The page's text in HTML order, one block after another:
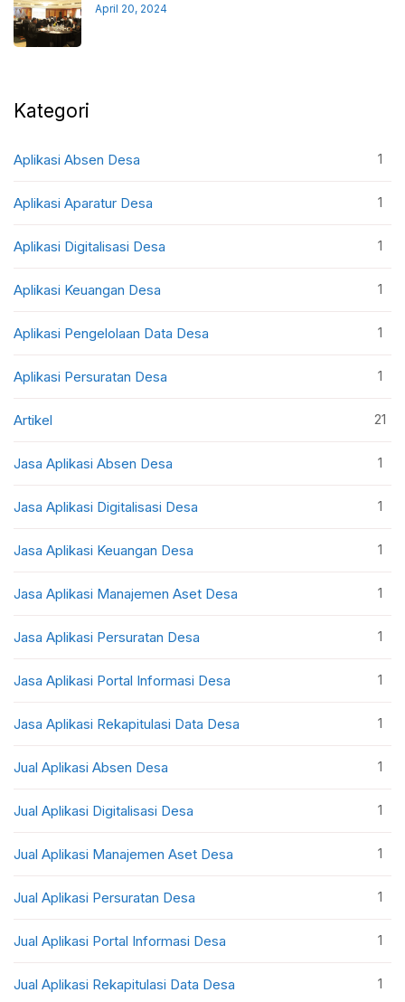
April 20, 2024
Kategori
Aplikasi Absen Desa 1
Aplikasi Aparatur Desa 1
Aplikasi Digitalisasi Desa 1
Aplikasi Keuangan Desa 1
Aplikasi Pengelolaan Data Desa 1
Aplikasi Persuratan Desa 1
Artikel 21
Jasa Aplikasi Absen Desa 1
Jasa Aplikasi Digitalisasi Desa 1
Jasa Aplikasi Keuangan Desa 1
Jasa Aplikasi Manajemen Aset Desa 1
Jasa Aplikasi Persuratan Desa 1
Jasa Aplikasi Portal Informasi Desa 1
Jasa Aplikasi Rekapitulasi Data Desa 1
Jual Aplikasi Absen Desa 1
Jual Aplikasi Digitalisasi Desa 1
Jual Aplikasi Manajemen Aset Desa 1
Jual Aplikasi Persuratan Desa 1
Jual Aplikasi Portal Informasi Desa 1
Jual Aplikasi Rekapitulasi Data Desa 1